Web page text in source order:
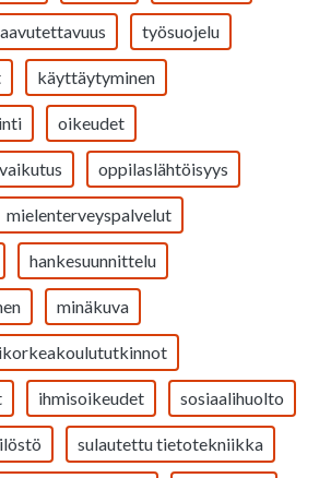
työsuojelu
käyttäytyminen
oikeudet
oppilaslähtöisyys
mielenterveyspalvelut
hankesuunnittelu
minäkuva
ihmisoikeudet sosiaalihuolto
sulautettu tietotekniikka